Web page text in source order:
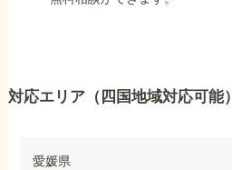
対応エリア（四国地域対応可能）
愛媛県